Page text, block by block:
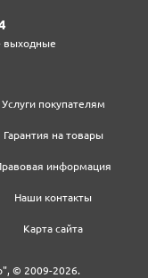
выходные
Услуги покупателям
Гарантия на товары
информация
Наши контакты
Карта сайта
© 2009-2026.